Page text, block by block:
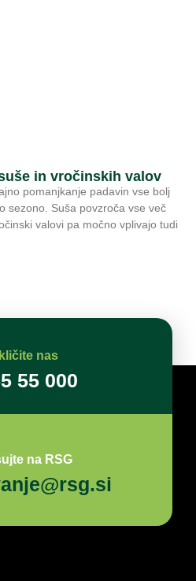
in vročinskih valov
pomanjkanje padavin vse bolj
sezono. Suša povzroča vse več
valovi pa močno vplivajo tudi
nas
55 000
na RSG